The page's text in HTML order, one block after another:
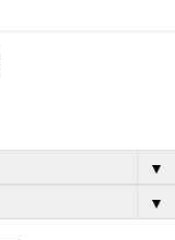
▼
▼